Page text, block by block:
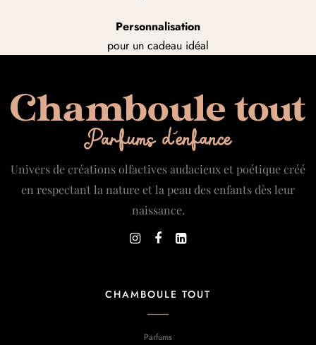
Personnalisation
pour un cadeau idéal
Univers de créations olfactives audacieux et poétique créé
en respectant la nature et la peau des enfants dès leur
naissance.
CHAMBOULE TOUT
Parfums